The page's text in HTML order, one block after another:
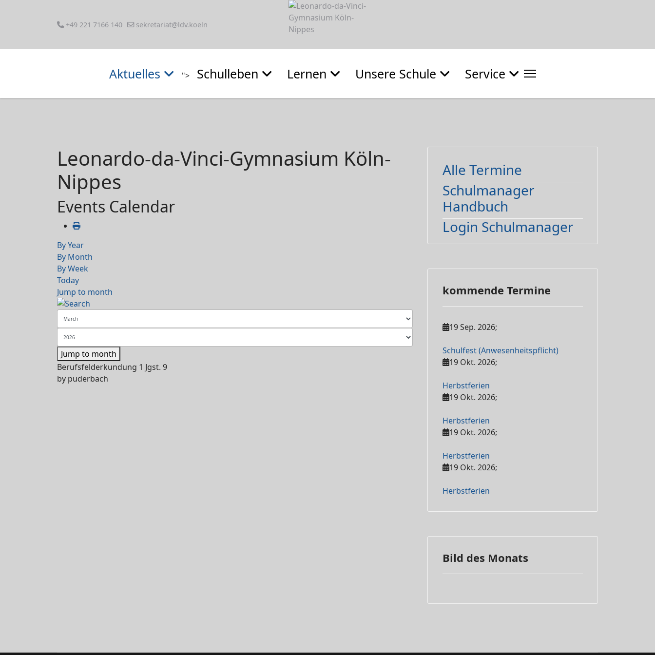
+49 221 7166 140 sekretariat@ldv.koeln
Aktuelles "> Schulleben Lernen Unsere Schule Service
Leonardo-da-Vinci-Gymnasium Köln-
Nippes
Events Calendar
By Year
By Month
By Week
Today
Jump to month
Jump to month
Berufsfelderkundung 1 Jgst. 9
by puderbach
Alle Termine
Schulmanager
Handbuch
Login Schulmanager
kommende Termine
19 Sep. 2026;
Schulfest (Anwesenheitspflicht)
19 Okt. 2026;
Herbstferien
19 Okt. 2026;
Herbstferien
19 Okt. 2026;
Herbstferien
19 Okt. 2026;
Herbstferien
Bild des Monats